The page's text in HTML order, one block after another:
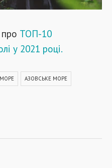
ТОП-10
у 2021 році.
МОРЕ АЗОВСЬКЕ МОРЕ